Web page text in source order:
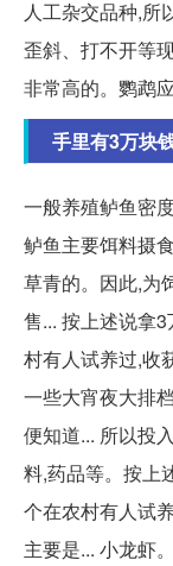
人工杂交品种,所
歪斜、打不开等
非常高的。鹦鹉应
手里有3万块
一般养殖鲈鱼密
鲈鱼主要饵料摄
草青的。因此,为
售... 按上述说拿
村有人试养过,收
一些大宵夜大排
便知道... 所以投
料,药品等。按上
个在农村有人试
主要是... 小龙虾。